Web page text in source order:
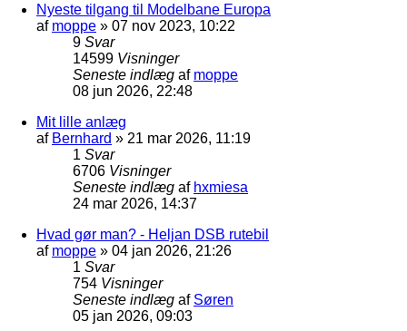
Nyeste tilgang til Modelbane Europa
af moppe » 07 nov 2023, 10:22
9 Svar
14599 Visninger
Seneste indlæg af moppe
08 jun 2026, 22:48
Mit lille anlæg
af Bernhard » 21 mar 2026, 11:19
1 Svar
6706 Visninger
Seneste indlæg af hxmiesa
24 mar 2026, 14:37
Hvad gør man? - Heljan DSB rutebil
af moppe » 04 jan 2026, 21:26
1 Svar
754 Visninger
Seneste indlæg af Søren
05 jan 2026, 09:03